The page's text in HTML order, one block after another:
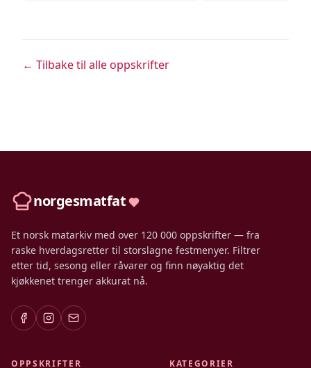
← Tilbake til alle oppskrifter
norgesmatfat
Et norsk matarkiv med over 120 000 oppskrifter — fra
raske hverdagsretter til storslagne festmenyer. Filtrer
etter tid, sesong eller råvarer og finn nøyaktig det
kjøkkenet trenger akkurat nå.
OPPSKRIFTER KATEGORIER